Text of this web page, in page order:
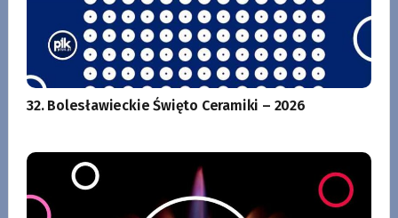
32. Bolesławieckie Święto Ceramiki – 2026